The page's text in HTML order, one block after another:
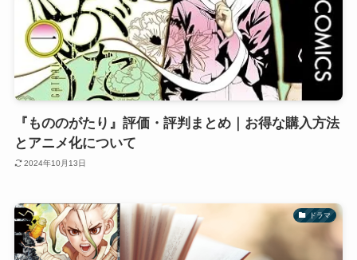
『もののがたり』評価・評判まとめ｜お得な購入方法
とアニメ化について
2024年10月13日
ドラマ